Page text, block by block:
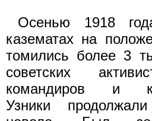
Осенью 1918
казематах на
томились более 3
советских
командиров и
Узники